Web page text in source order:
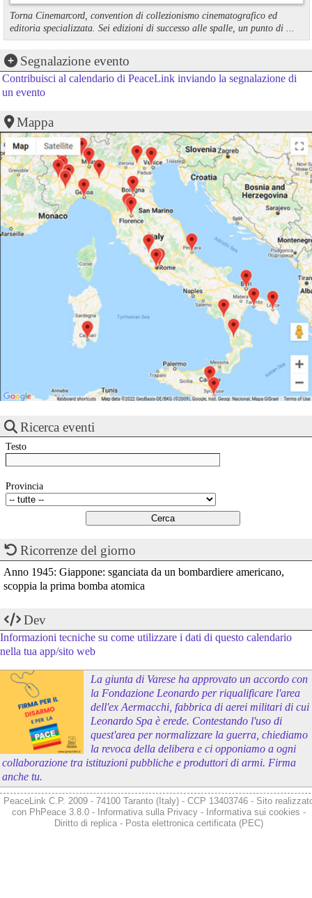
Torna Cinemarcord, convention di collezionismo cinematografico ed
editoria specializzata. Sei edizioni di successo alle spalle, un punto di ...
Segnalazione evento
Contribuisci al calendario di PeaceLink inviando la segnalazione di
un evento
Mappa
Ricerca eventi
Testo
Provincia
Ricorrenze del giorno
Anno 1945: Giappone: sganciata da un bombardiere americano,
scoppia la prima bomba atomica
Dev
Informazioni tecniche su come utilizzare i dati di questo calendario
nella tua app/sito web
La giunta di Varese ha approvato un accordo con
la Fondazione Leonardo per riqualificare l'area
dell'ex Aermacchi, fabbrica di aerei militari di cui
Leonardo Spa è erede. Contestando l'uso di
quest'area per normalizzare la guerra, chiediamo
la revoca della delibera e ci opponiamo a ogni
collaborazione tra istituzioni pubbliche e produttori di armi. Firma
anche tu.
PeaceLink C.P. 2009 - 74100 Taranto (Italy) - CCP 13403746 - Sito
con PhPeace 3.8.0- Informativa sulla Privacy- Informativa sui cookies -
Diritto di replica- Posta elettronica certificata (PEC)